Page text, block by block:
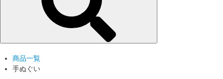
商品一覧
手ぬぐい